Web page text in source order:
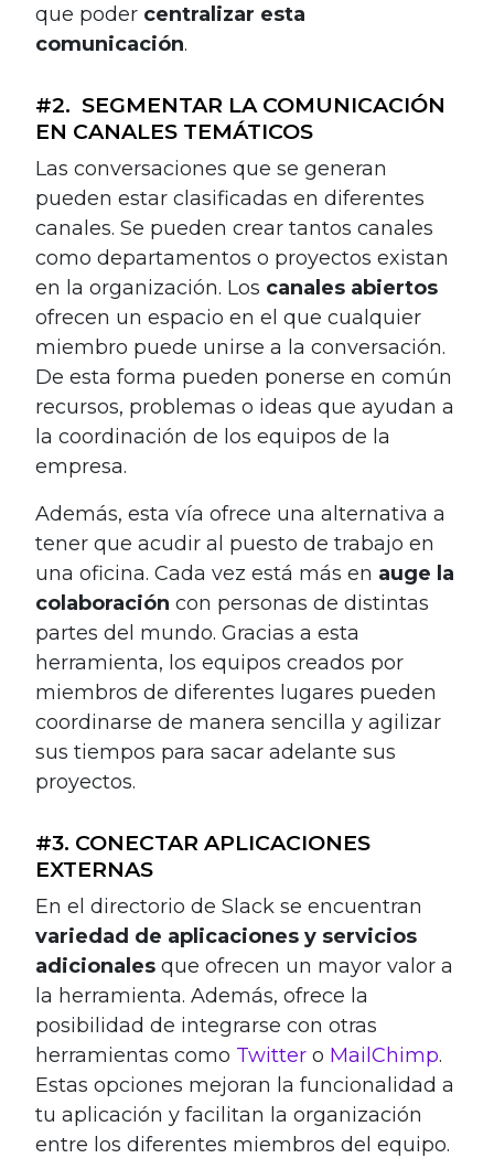
que poder centralizar esta
comunicación.
#2. SEGMENTAR LA COMUNICACIÓN
EN CANALES TEMÁTICOS
Las conversaciones que se generan
pueden estar clasificadas en diferentes
canales. Se pueden crear tantos canales
como departamentos o proyectos existan
en la organización. Los canales abiertos
ofrecen un espacio en el que cualquier
miembro puede unirse a la conversación.
De esta forma pueden ponerse en común
recursos, problemas o ideas que ayudan a
la coordinación de los equipos de la
empresa.
Además, esta vía ofrece una alternativa a
tener que acudir al puesto de trabajo en
una oficina. Cada vez está más en auge la
colaboración con personas de distintas
partes del mundo. Gracias a esta
herramienta, los equipos creados por
miembros de diferentes lugares pueden
coordinarse de manera sencilla y agilizar
sus tiempos para sacar adelante sus
proyectos.
#3. CONECTAR APLICACIONES
EXTERNAS
En el directorio de Slack se encuentran
variedad de aplicaciones y servicios
adicionales que ofrecen un mayor valor a
la herramienta. Además, ofrece la
posibilidad de integrarse con otras
herramientas como Twitter o MailChimp.
Estas opciones mejoran la funcionalidad a
tu aplicación y facilitan la organización
entre los diferentes miembros del equipo.